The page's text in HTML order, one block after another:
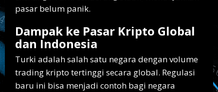
pasar belum panik.
Dampak ke Pasar Kripto Global
dan Indonesia
Turki adalah salah satu negara dengan volume
trading kripto tertinggi secara global. Regulasi
baru ini bisa menjadi contoh bagi negara